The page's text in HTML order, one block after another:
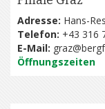
Adresse: Hans-
Telefon: +43 316
E-Mail:
Öffnungszeiten